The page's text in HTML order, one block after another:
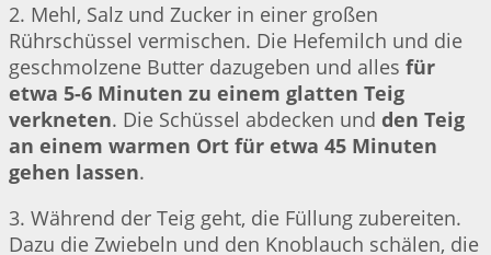
2. Mehl, Salz und Zucker in einer großen
Rührschüssel vermischen. Die Hefemilch und die
geschmolzene Butter dazugeben und alles für
etwa 5-6 Minuten zu einem glatten Teig
verkneten. Die Schüssel abdecken und den Teig
an einem warmen Ort für etwa 45 Minuten
gehen lassen.
3. Während der Teig geht, die Füllung zubereiten.
Dazu die Zwiebeln und den Knoblauch schälen, die